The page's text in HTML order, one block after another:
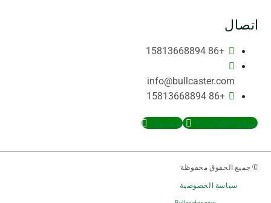
اتصال
+86 15813668894
info@bullcaster.com
+86 15813668894
موقع YouTube فيسبوك
© جميع الحقوق محفوظة
سياسة الخصوصية